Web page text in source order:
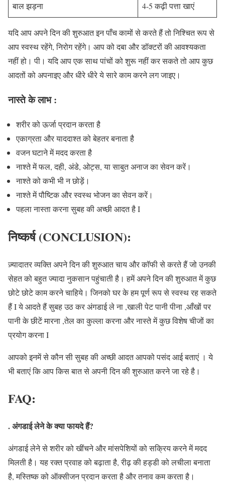
बाल झड़ना 4-5 कढ़ी पत्ता खाएं
यदि आप अपने दिन की शुरुआत इन पाँच कामों से करते हैं तो निश्चित रूप से
आप स्वस्थ रहेंगे, निरोग रहेंगे। आप को दबा और डॉक्टरों की आवश्यकता
नहीं हो। पी। यदि आप एक साथ पांचों को शुरू नहीं कर सकते तो आप कुछ
आदतों को अपनाइए और धीरे धीरे ये सारे काम करने लग जाइए।
नास्ते के लाभ :
शरीर को ऊर्जा प्रदान करता है
एकाग्रता और याददाश्त को बेहतर बनाता है
वजन घटाने में मदद करता है
नाश्ते में फल, दही, अंडे, ओट्स, या साबुत अनाज का सेवन करें।
नाश्ते को कभी भी न छोड़ें।
नाश्ते में पौष्टिक और स्वस्थ भोजन का सेवन करें।
पहला नास्ता करना सुबह की अच्छी आदत है I
निष्कर्ष (CONCLUSION):
ज़्यादातर व्यक्ति अपने दिन की शुरुआत चाय और कॉफी से करते हैं जो उनकी
सेहत को बहुत ज्यादा नुकसान पहुंचाती है। हमें अपने दिन की शुरुआत में कुछ
छोटे छोटे काम करने चाहिये। जिनको घर के हम पूर्ण रूप से स्वस्थ रह सकते
हैं I ये आदते हैं सुबह उठ कर अंगडाई ले ना ,खाली पेट पानी पीना ,आँखों पर
पानी के छीटें मारना ,तेल का कुल्ला करना और नास्ते में कुछ विशेष चीजों का
प्रयोग करना I
आपको इनमें से कौन सी सुबह की अच्छी आदत आपको पसंद आई बताएं । ये
भी बताएं कि आप किस बात से अपनी दिन की शुरुआत करने जा रहे है।
FAQ:
. अंगडाई लेने के क्या फायदे हैं?
अंगडाई लेने से शरीर को खींचने और मांसपेशियों को सक्रिय करने में मदद
मिलती है। यह रक्त प्रवाह को बढ़ाता है, रीढ़ की हड्डी को लचीला बनाता
है, मस्तिष्क को ऑक्सीजन प्रदान करता है और तनाव कम करता है।